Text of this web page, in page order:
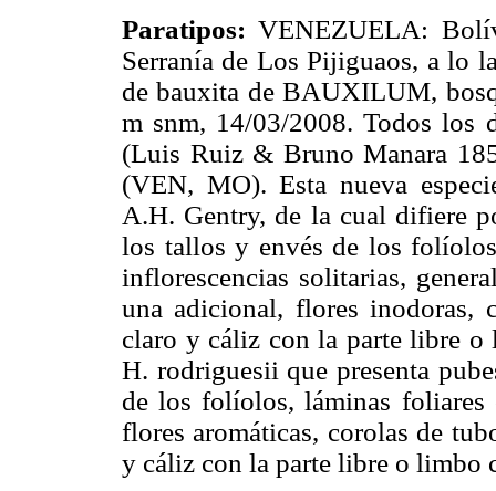
Paratipos:VENEZUELA:
Serranía de Los Pijiguaos, a lo
de bauxita de BAUXILUM,
m snm, 14/03/2008. Todos los
(Luis Ruiz & Bruno Manara
(VEN, MO). Esta nueva
A.H. Gentry, de la cual difiere
los tallos y envés de los
inflorescencias solitarias,
una adicional, flores inodoras,
claro y cáliz con la parte libre o
H. rodriguesii que presenta
de los folíolos, láminas foliares
flores aromáticas, corolas de
y cáliz con la parte libre o limbo